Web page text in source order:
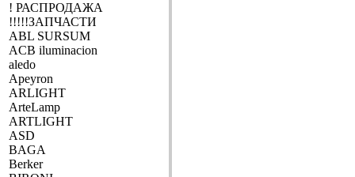
! РАСПРОДАЖА
!!!!!ЗАПЧАСТИ
ABL SURSUM
ACB iluminacion
aledo
Apeyron
ARLIGHT
ArteLamp
ARTLIGHT
ASD
BAGA
Berker